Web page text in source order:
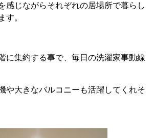
感じながらそれぞれの居場所で暮らし
す。
に集約する事で、毎日の洗濯家事動線
や大きなバルコニーも活躍してくれそ